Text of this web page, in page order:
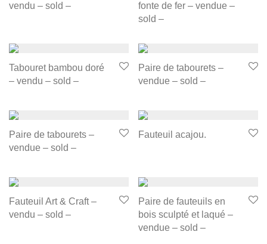
vendu – sold –
fonte de fer – vendue –
sold –
Tabouret bambou doré
– vendu – sold –
Paire de tabourets –
vendue – sold –
Paire de tabourets –
vendue – sold –
Fauteuil acajou.
Fauteuil Art & Craft –
vendu – sold –
Paire de fauteuils en
bois sculpté et laqué –
vendue – sold –